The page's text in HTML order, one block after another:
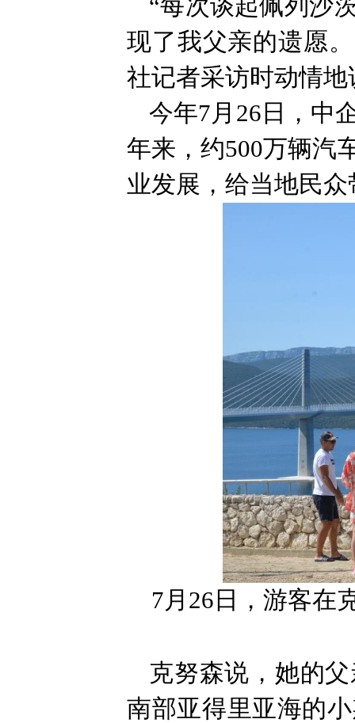
“每次谈起佩列沙
现了我父亲的遗愿
社记者采访时动情地
今年7月26日，中
年来，约500万辆汽
业发展，给当地民
7月26日，游客在
克努森说，她的
南部亚得里亚海的